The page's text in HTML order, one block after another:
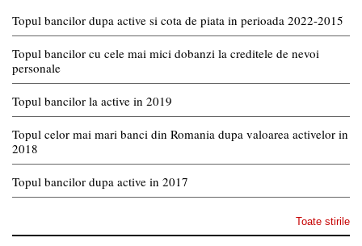
Topul bancilor dupa active si cota de piata in perioada 2022-2015
Topul bancilor cu cele mai mici dobanzi la creditele de nevoi
personale
Topul bancilor la active in 2019
Topul celor mai mari banci din Romania dupa valoarea activelor in
2018
Topul bancilor dupa active in 2017
Toate stirile